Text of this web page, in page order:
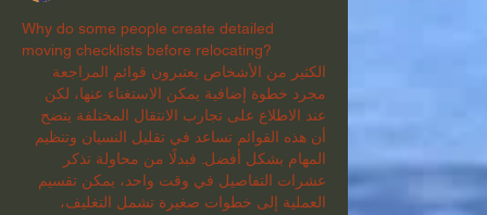
Why do some people create detailed
moving checklists before relocating?
الكثير من الأشخاص يعتبرون قوائم المراجعة
مجرد خطوة إضافية يمكن الاستغناء عنها، لكن
عند الاطلاع على تجارب الانتقال المختلفة يتضح
أن هذه القوائم تساعد في تقليل النسيان وتنظيم
المهام بشكل أفضل. فبدلًا من محاولة تذكر
عشرات التفاصيل في وقت واحد، يمكن تقسيم
العملية إلى خطوات صغيرة تشمل التغليف،